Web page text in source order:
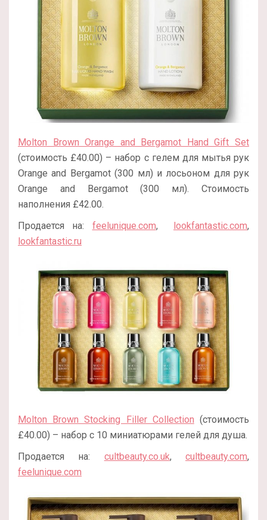
Molton Brown Orange and Bergamot Hand Gift Set
(стоимость £40.00) – набор с гелем для мытья рук
Orange and Bergamot (300 мл) и лосьоном для рук
Orange and Bergamot (300 мл). Стоимость
наполнения £42.00.
Продается на: feelunique.com, lookfantastic.com,
lookfantastic.ru
Molton Brown Stocking Filler Collection (стоимость
£40.00) – набор с 10 миниатюрами гелей для душа.
Продается на: cultbeauty.co.uk,cultbeauty.com,
feelunique.com